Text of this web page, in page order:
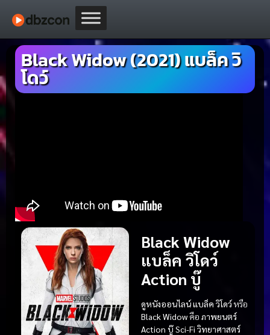
Black Widow (2021) แบล็ค วิ
โดว์
Black Widow
แบล็ค วิโดว์
Action บู๊
ดูหนังออนไลน์ แบล็ค วิโดว์หรือ
Black Widowคือ ภาพยนตร์
Action บู๊Sci-Fi วิทยาศาสตร์